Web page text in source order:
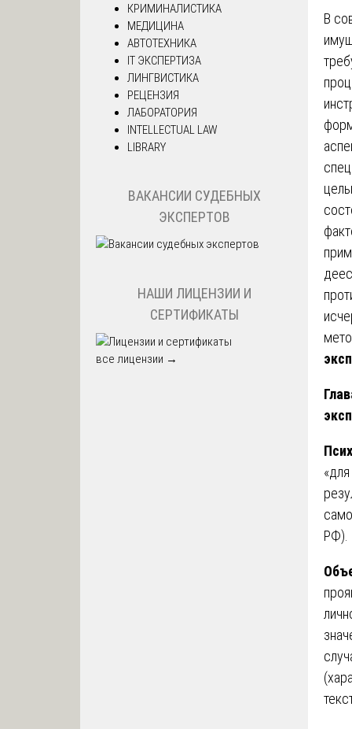
В
РФ).
КРИМИНАЛИСТИКА
МЕДИЦИНА
АВТОТЕХНИКА
IT ЭКСПЕРТИЗА
ЛИНГВИСТИКА
РЕЦЕНЗИЯ
ЛАБОРАТОРИЯ
INTELLECTUAL LAW
LIBRARY
ВАКАНСИИ СУДЕБНЫХ
ЭКСПЕРТОВ
НАШИ ЛИЦЕНЗИИ И
СЕРТИФИКАТЫ
все лицензии →